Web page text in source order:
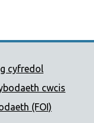
Cymru
cyfredol
cwcis
(FOI)